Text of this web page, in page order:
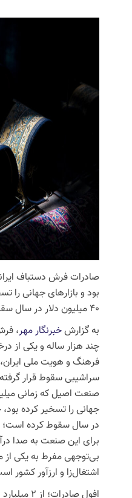
صادرات فرش دستباف
بود و بازارهای جهانی را
۴۰ میلیون دلار در سال سقوط کرده است.
به گزارشخبرنگار مهر،
چند هزار ساله و یکی از
فرهنگ و هویت ملی
سراشیبی سقوط قرار
صنعت اصیل که زمانی
در سال سقوط کرده است؛
برای این صنعت به صدا
بی‌توجهی مفرط به یکی
اشتغال‌زا و ارزآور کشور
افول صادرات؛ از ۲ میلیارد دلار تا ۴۰ میلیون